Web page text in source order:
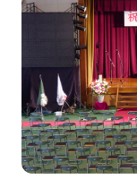
卒後ビジョン
4つの学びのプ
大学コース
学院のご
建学の精神・学
教育方針